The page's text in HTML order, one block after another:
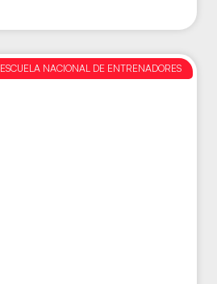
ESCUELA NACIONAL DE ENTRENADORES